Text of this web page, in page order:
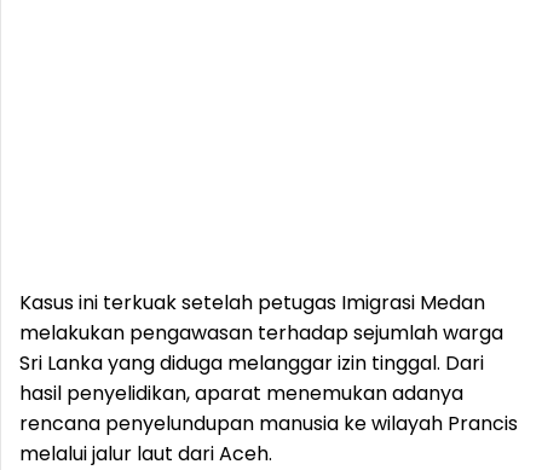
Kasus ini terkuak setelah petugas Imigrasi Medan
melakukan pengawasan terhadap sejumlah warga
Sri Lanka yang diduga melanggar izin tinggal. Dari
hasil penyelidikan, aparat menemukan adanya
rencana penyelundupan manusia ke wilayah Prancis
melalui jalur laut dari Aceh.